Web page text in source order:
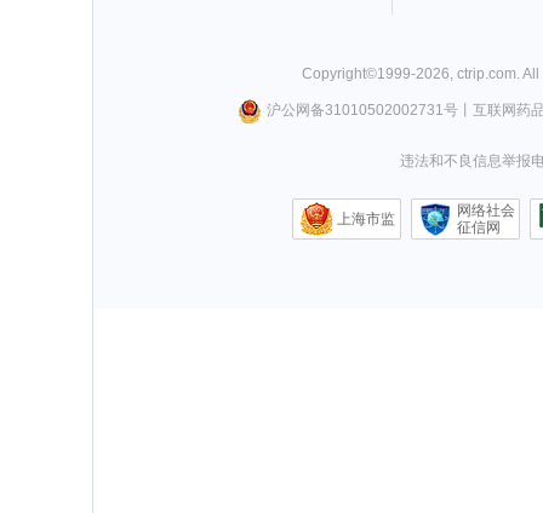
Copyright©1999-2026 ctrip.com .
沪公网备31010502002731号丨 互联网药
违法和不良信息举报
上海市监
网络社会
征信网